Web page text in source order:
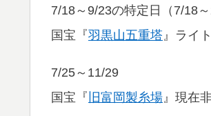
7/18～9/23の特定日（7/18
国宝『羽黒山五重塔』ライ
7/25～11/29
国宝『 旧富岡製糸場』現在